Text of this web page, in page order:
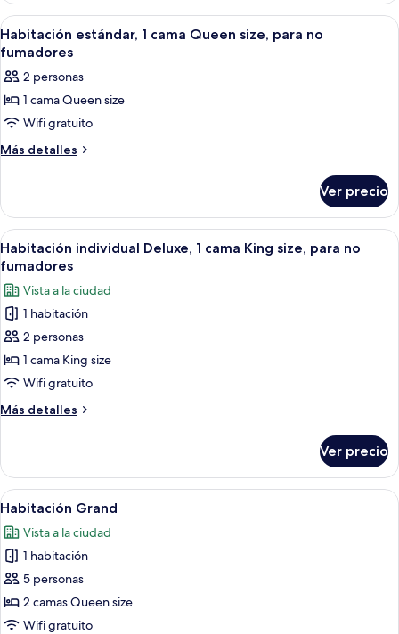
para
no
fumadores
cama
Queen
para
no
Abrir
todas
las
fotos
de
Habitación
estándar,
Queen
size,
para
no
fumadores
Un dormitorio con cama, televisor
6
Habitación estándar, 1 cama Queen size, para no
fumadores
2 personas
1 cama Queen size
Wifi gratuito
Más detalles
Más
estándar,
cama
Queen
para
no
fumadores
Ver precio
Abrir
todas
las
fotos
de
Habitación
individual
Deluxe,
1
cama
size,
para
no
fumadores
Un dormitorio con cama con dosel,
9
Habitación individual Deluxe, 1 cama King size, para no
fumadores
Vista a la ciudad
1 habitación
2 personas
1 cama King size
Wifi gratuito
Más detalles
Más
individual
Deluxe,
1
King
size,
para
no
fumadores
Ver precio
Abrir
todas
las
fotos
de
Habitación
Grand
Dos camas dobles con estructuras
7
Habitación Grand
Vista a la ciudad
1 habitación
5 personas
2 camas Queen size
Wifi gratuito